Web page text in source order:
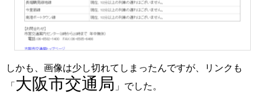
しかも、画像は少し切れてしまったんですが、リンクも
「 大阪市交通局 」でした。